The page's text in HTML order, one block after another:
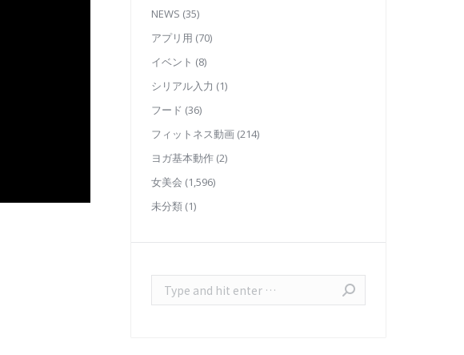
NEWS (35)
アプリ用 (70)
イベント (8)
シリアル入力 (1)
フード (36)
フィットネス動画 (214)
ヨガ基本動作 (2)
女美会 (1,596)
未分類 (1)
Search: